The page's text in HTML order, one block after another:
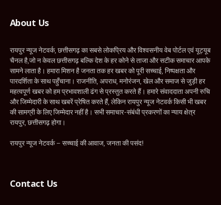
About Us
रायपुर न्यूज नेटवर्क, छत्तीसगढ़ का सबसे लोकप्रिय और विश्वसनीय वेब पोर्टल एवं यूट्यूब
चैनल है,जो न केवल छत्तीसगढ़ बल्कि देश के हर कोने से ताजा और सटीक समाचार आपके
सामने लाता है। हमारा मिशन है जनता तक हर खबर को पूरी सच्चाई, निष्पक्षता और
पारदर्शिता के साथ पहुँचाना। राजनीति, अपराध, मनोरंजन, खेल और समाज से जुड़ी हर
महत्वपूर्ण खबर को हम प्रभावशाली ढंग से प्रस्तुत करते हैं। हमारे संवाददाता अपनी रुचि
और जिम्मेदारी के साथ खबरें प्रेषित करते हैं, लेकिन रायपुर न्यूज नेटवर्क किसी भी खबर
की सामग्री के लिए जिम्मेदार नहीं है। सभी समाचार-संबंधी प्रकरणों का न्याय क्षेत्र
रायपुर, छत्तीसगढ़ होगा।
रायपुर न्यूज नेटवर्क – सच्चाई की आवाज, जनता की पसंद!
Contact Us